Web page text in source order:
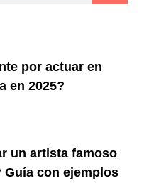
por actuar en
en 2025?
un artista famoso
Guía con ejemplos